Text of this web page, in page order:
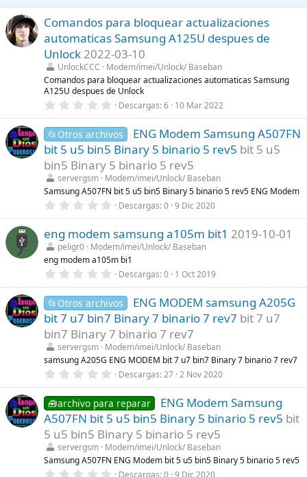
Comandos para bloquear actualizaciones
automaticas Samsung A125U despues de
Unlock 2022-03-10
UnlockCCC
Modem/imei/Unlock/ Baseban
Comandos para bloquear actualizaciones automaticas Samsung
A125U despues de Unlock
0
0
0
e
s
t
r
e
a
(
s
)
Descargas 6 10 Mar 2022
📂Otros archivos
ENG Modem Samsung A507FN
bit 5 u5 bin5 Binary 5 binario 5 rev5 bit 5 u5
bin5 Binary 5 binario 5 rev5
servergsm Modem/imei/Unlock/ Baseban
Samsung A507FN bit 5 u5 bin5 Binary 5 binario 5 rev5 ENG Modem
0
0
0
e
s
t
r
l
l
a
s
)
Descargas 0 9 Dic 2020
eng modem samsung a105m bit1 2019-10-01
peligr0 Modem/imei/Unlock/ Baseban
eng modem a105m bi1
0
0
0
e
s
t
r
e
l
a
(
s
)
Descargas 0 1 Oct 2019
📂Otros archivos
ENG MODEM samsung A205G
bit 7 u7 bin7 Binary 7 binario 7 rev7 bit 7 u7
bin7 Binary 7 binario 7 rev7
servergsm Modem/imei/Unlock/ Baseban
samsung A205G ENG MODEM bit 7 u7 bin7 Binary 7 binario 7 rev7
0
0
0
e
s
t
r
e
Descargas 27 2 Nov 2020
🧰archivo para reparar
ENG Modem Samsung
A507FN bit 5 u5 bin5 Binary 5 binario 5 rev5 bit
5 u5 bin5 Binary 5 binario 5 rev5
servergsm Modem/imei/Unlock/ Baseban
Samsung A507FN ENG Modem bit 5 u5 bin5 Binary 5 binario 5 rev5
0 Descargas 0 9 Dic 2020